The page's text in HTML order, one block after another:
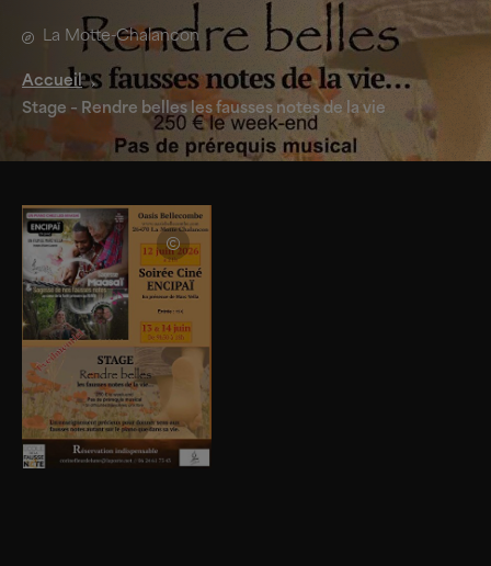
La Motte-Chalancon
Accueil
Stage – Rendre belles les fausses notes de la vie